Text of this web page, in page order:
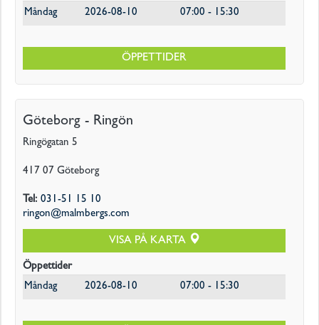
Måndag
2026-08-10 07:00 - 15:30
ÖPPETTIDER
Göteborg - Ringön
Ringögatan 5
417 07 Göteborg
Tel: 031-51 15 10
ringon@malmbergs.com
VISA PÅ KARTA
Öppettider
Måndag
2026-08-10 07:00 - 15:30